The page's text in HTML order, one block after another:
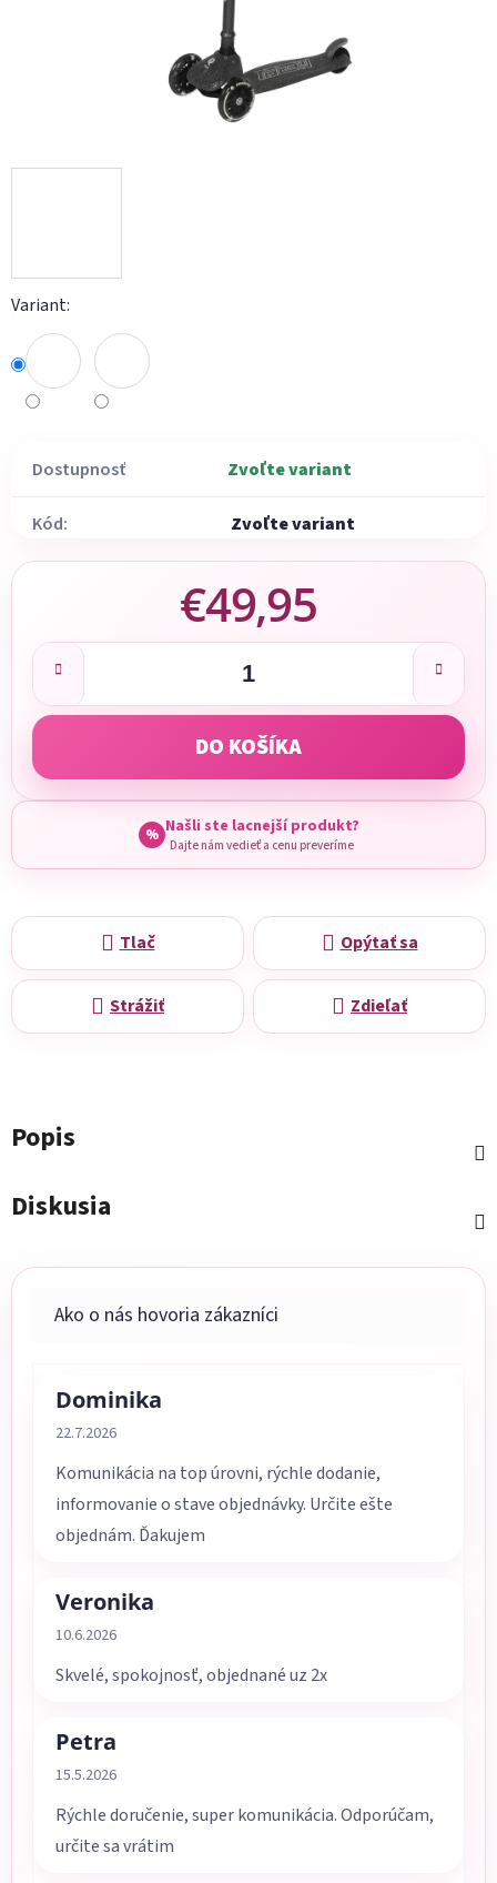
Variant:
Dostupnosť Zvoľte variant
Kód: Zvoľte variant
€49,95
Jednotková cena:
DO KOŠÍKA
% Našli ste lacnejší produkt?
Dajte nám vedieť a cenu preveríme
Tlač Opýtať sa
Strážiť Zdieľať
Popis
Diskusia
Dominika
Hodnotenie obchodu je 5 z 5 hviezdičiek.
22.7.2026
Komunikácia na top úrovni, rýchle dodanie,
informovanie o stave objednávky. Určite ešte
objednám. Ďakujem
Veronika
Hodnotenie obchodu je 5 z 5 hviezdičiek.
10.6.2026
Skvelé, spokojnosť, objednané uz 2x
Petra
Hodnotenie obchodu je 5 z 5 hviezdičiek.
15.5.2026
Rýchle doručenie, super komunikácia. Odporúčam,
určite sa vrátim